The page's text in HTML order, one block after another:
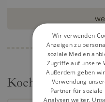
Kochbücher
Wir verwenden
Anzeigen zu
soziale Medien
Zugriffe auf unsere
Außerdem geben
Verwendung
Partner für soziale
Analysen weiter.